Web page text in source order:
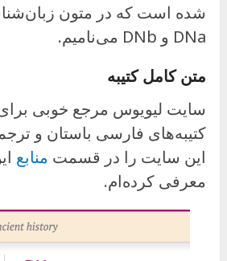
شده است که در متون
DNa و DNb می‌نامیم.
متن کامل کتیبه
سایت لیویوس مرجع خوبی
کتیبه‌های فارسی باستان و
این سایت را در قسمت منابع
معرفی کرده‌ام.